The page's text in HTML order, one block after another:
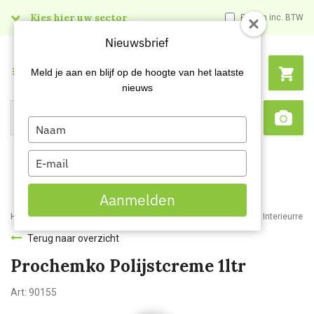
Kies hier uw sector Prijzen inc. BTW
Search
Menu
Home Webshop Schoonmaakartikelen Reinigingsmiddelen
Terug naar overzicht
Prochemko Polijstcreme 1ltr
Art: 90155
Nieuwsbrief
Meld je aan en blijf op de hoogte van het laatste
nieuws
Type
your
name
Type
your
email
Aanmelden